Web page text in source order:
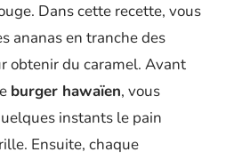
Dans cette recette, vous
ananas en tranche des
obtenir du caramel. Avant
burger hawaïen, vous
instants le pain
Ensuite, chaque